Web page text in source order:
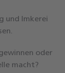
und Imkerei
oder
macht?